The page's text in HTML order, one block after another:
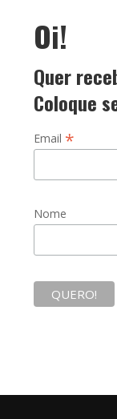
Oi!
Quer
Coloque
Email *
Nome